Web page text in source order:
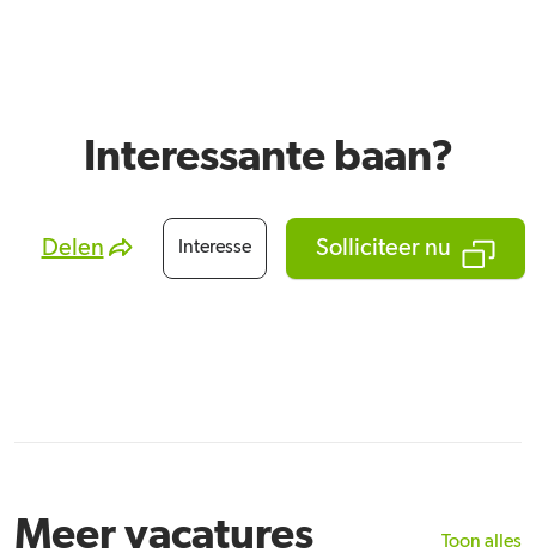
Interessante baan?
Delen Interesse Solliciteer nu
Meer vacatures Toon alles